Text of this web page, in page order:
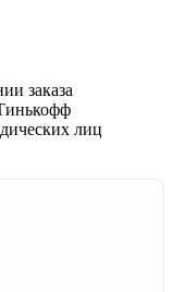
заказа
лиц